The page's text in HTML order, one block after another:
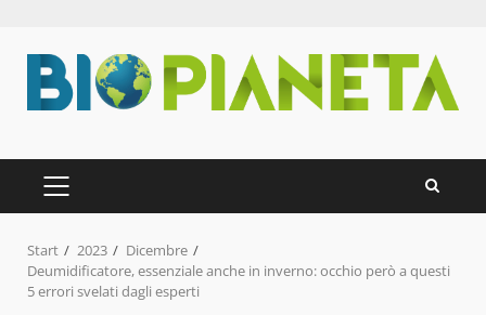
Inhalt
springen
PRIMÄRES
MENÜ
Start 2023
Dicembre
Deumidificatore, essenziale anche in inverno: occhio però a questi
5 errori svelati dagli esperti